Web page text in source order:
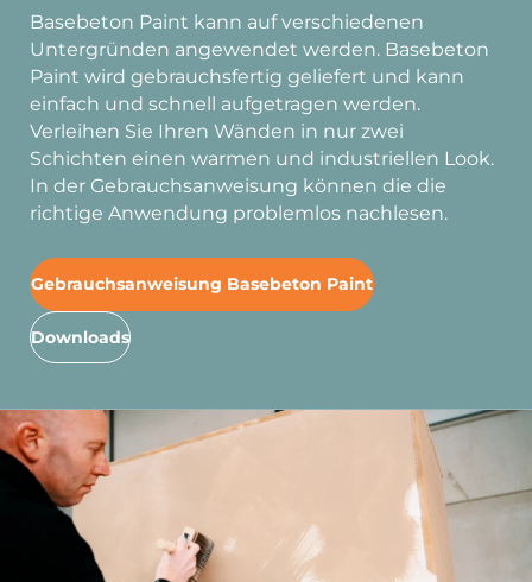
Basebeton Paint kann auf verschiedenen
Untergründen angewendet werden. Basebeton
Paint wird gebrauchsfertig geliefert und kann
einfach und schnell aufgetragen werden.
Verleihen Sie Ihren Wänden in nur zwei
Schichten einen warmen und industriellen Look.
In der Gebrauchsanweisung können die die
richtige Anwendung problemlos nachlesen.
Gebrauchsanweisung Basebeton Paint
Downloads